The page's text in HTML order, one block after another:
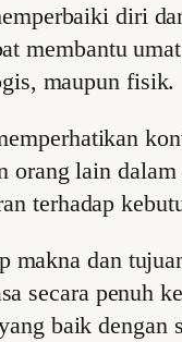
diri
membantu
maupun fisik.
lain
terhadap
dan
secara penuh
baik